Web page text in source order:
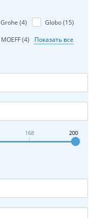
Grohe (4) Globo (15)
MOEFF (4) Показать все
168 200